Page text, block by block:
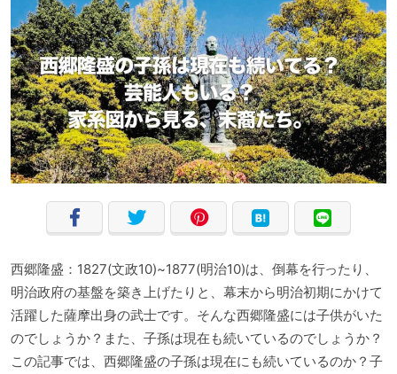
西郷隆盛：1827(文政10)~1877(明治10)は、倒幕を行ったり、
明治政府の基盤を築き上げたりと、幕末から明治初期にかけて
活躍した薩摩出身の武士です。そんな西郷隆盛には子供がいた
のでしょうか？また、子孫は現在も続いているのでしょうか？
この記事では、西郷隆盛の子孫は現在にも続いているのか？子